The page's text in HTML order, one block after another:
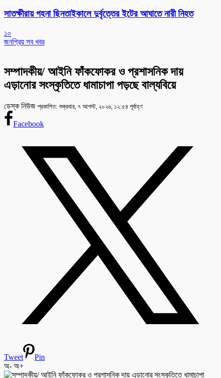
সাতক্ষীরায় গহনা ছিনতাইকালে দুর্বৃত্তের ইটের আঘাতে নারী নিহত
১০
জনপ্রিয় সব খবর
সম্পাদকীয়/ আইনি ফাঁকফোকর ও প্রশাসনিক দায়
এড়ানোর সংস্কৃতিতে ধামাচাপা পড়ছে বাল্যবিয়ে
ডেস্ক নিউজ প্রকাশিত: শুক্রবার, ৭ আগস্ট, ২০২৬, ১২:৫৪ পূর্বাহ্ণ
Facebook
Tweet
Pin
অ- অ+